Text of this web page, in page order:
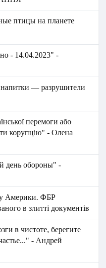
птицы на планете
- 14.04.2023" -
— разрушители
перемоги або
корупцію" - Олена
день обороны" -
Америки. ФБР
в злитті документів
в чистоте, берегите
- Андрей